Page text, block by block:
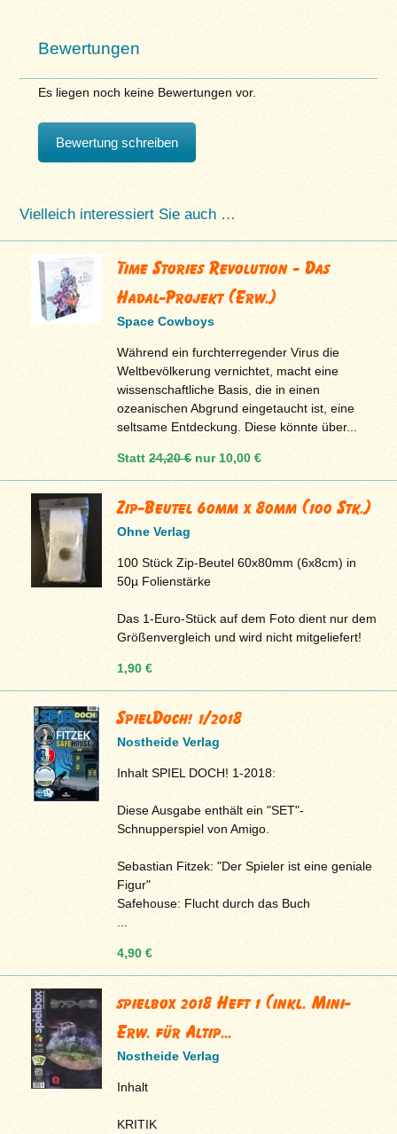
Bewertungen
Es liegen noch keine Bewertungen vor.
Bewertung schreiben
Vielleich interessiert Sie auch …
Time Stories Revolution - Das
Hadal-Projekt (Erw.)
Space Cowboys
Während ein furchterregender Virus die
Weltbevölkerung vernichtet, macht eine
wissenschaftliche Basis, die in einen
ozeanischen Abgrund eingetaucht ist, eine
seltsame Entdeckung. Diese könnte über...
Statt24,20 €nur 10,00 €
Zip-Beutel 60mm x 80mm (100 Stk.)
Ohne Verlag
100 Stück Zip-Beutel 60x80mm (6x8cm) in
50µ Folienstärke
Das 1-Euro-Stück auf dem Foto dient nur dem
Größenvergleich und wird nicht mitgeliefert!
1,90 €
SpielDoch! 1/2018
Nostheide Verlag
Inhalt SPIEL DOCH! 1-2018:
Diese Ausgabe enthält ein "SET"-
Schnupperspiel von Amigo.
Sebastian Fitzek: "Der Spieler ist eine geniale
Figur"
Safehouse: Flucht durch das Buch
4,90 €
spielbox 2018 Heft 1 (inkl. Mini-
Erw. für Altip...
Nostheide Verlag
Inhalt
KRITIK